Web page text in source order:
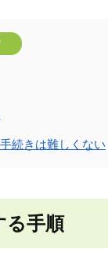
続きは難しくない
る手順